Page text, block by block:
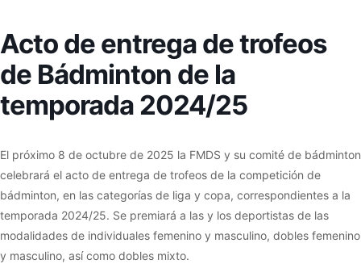
Acto de entrega de trofeos
de Bádminton de la
temporada 2024/25
El próximo 8 de octubre de 2025 la FMDS y su comité de bádminton
celebrará el acto de entrega de trofeos de la competición de
bádminton, en las categorías de liga y copa, correspondientes a la
temporada 2024/25. Se premiará a las y los deportistas de las
modalidades de individuales femenino y masculino, dobles femenino
y masculino, así como dobles mixto.